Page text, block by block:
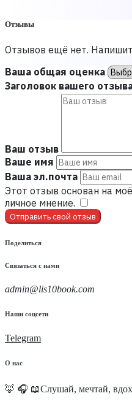
Отзывы
Отзывов ещё нет.
Ваша общая оценка
Заголовок вашего
Ваш отзыв
Ваше имя
Ваша эл.почта
Этот отзыв основан на
личное мнение.
Отправить свой отзыв
Поделиться
Связаться с нами
admin@lis10book.com
Наши соцсети
Telegram
О нас
🦊 🎧 📖Слушай, мечтай,